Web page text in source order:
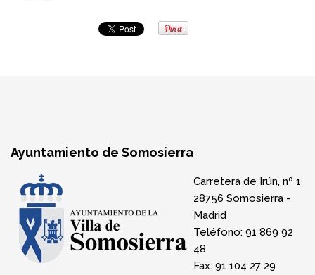
Ayuntamiento de Somosierra
Carretera de Irún, nº 1
28756 Somosierra -
Madrid
Teléfono: 91 869 92
48
Fax: 91 104 27 29